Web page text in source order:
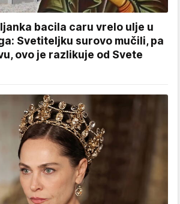
bacila caru vrelo ulje u
Svetiteljku surovo mučili, pa
ovo je razlikuje od Svete